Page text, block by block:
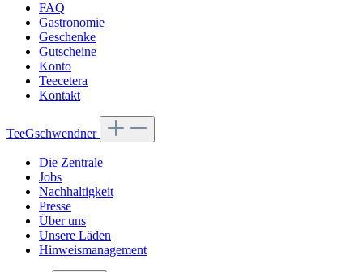
FAQ
Gastronomie
Geschenke
Gutscheine
Konto
Teecetera
Kontakt
TeeGschwendner
Die Zentrale
Jobs
Nachhaltigkeit
Presse
Über uns
Unsere Läden
Hinweismanagement